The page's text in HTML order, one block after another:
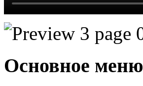
Основное меню